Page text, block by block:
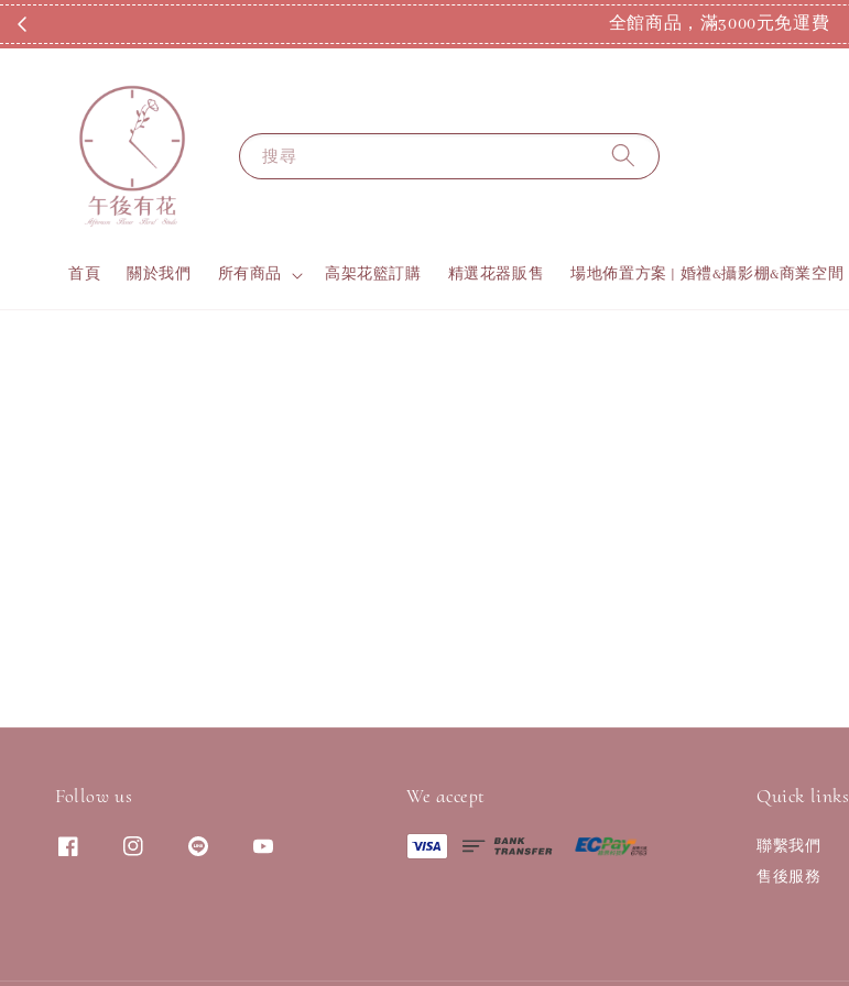
全館商品，滿3000元免運費
搜尋
首頁 關於我們 所有商品 高架花籃訂購 精選花器販售 場地佈置方案 | 婚禮&攝影棚&商業空間
Follow us We accept Quick links
聯繫我們
售後服務